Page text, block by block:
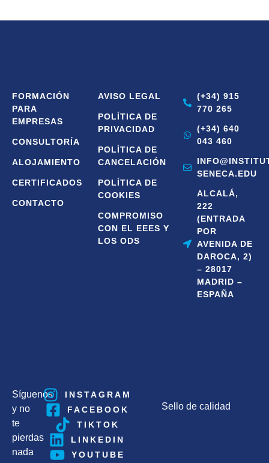
FORMACIÓN
PARA
EMPRESAS
CONSULTORÍA
ALOJAMIENTO
CERTIFICADOS
CONTACTO
AVISO LEGAL
POLÍTICA DE
PRIVACIDAD
POLÍTICA DE
CANCELACIÓN
POLÍTICA DE
COOKIES
COMPROMISO
CON EL EEES Y
LOS ODS
(+34) 915
770 265
(+34) 640
043 460
SENECA.EDU
ALCALÁ,
222
(ENTRADA
POR
AVENIDA DE
DAROCA, 2)
– 28017
MADRID –
ESPAÑA
Síguenos
y no
te
pierdas
nada
INSTAGRAM
FACEBOOK
TIKTOK
LINKEDIN
YOUTUBE
Sello de calidad